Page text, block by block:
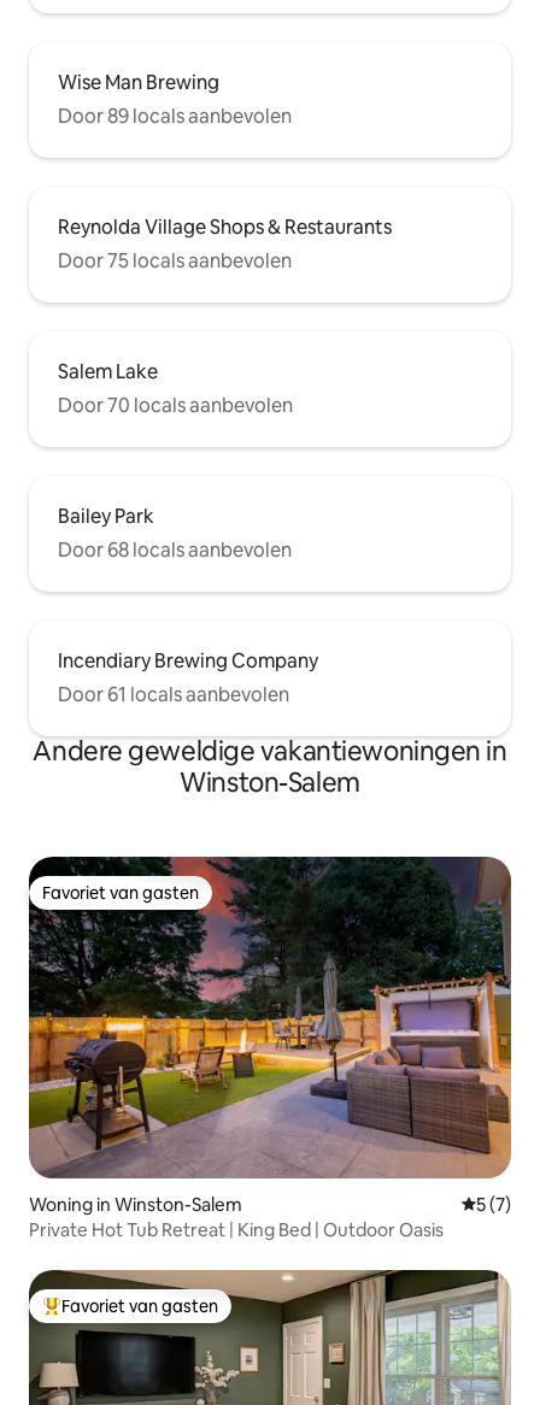
Wise Man Brewing
Door 89 locals aanbevolen
Reynolda Village Shops & Restaurants
Door 75 locals aanbevolen
Salem Lake
Door 70 locals aanbevolen
Bailey Park
Door 68 locals aanbevolen
Incendiary Brewing Company
Door 61 locals aanbevolen
Andere geweldige vakantiewoningen in
Winston-Salem
Favoriet van gasten
Favoriet van gasten
Woning in Winston-Salem
5 (7)
Private Hot Tub Retreat | King Bed | Outdoor Oasis
Topfavoriet van gasten
Favoriet van gasten